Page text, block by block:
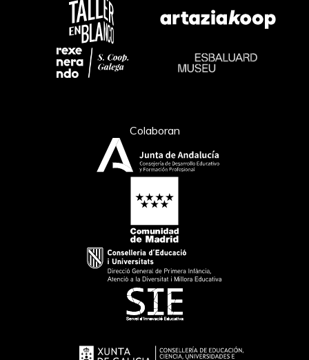
Colaboran